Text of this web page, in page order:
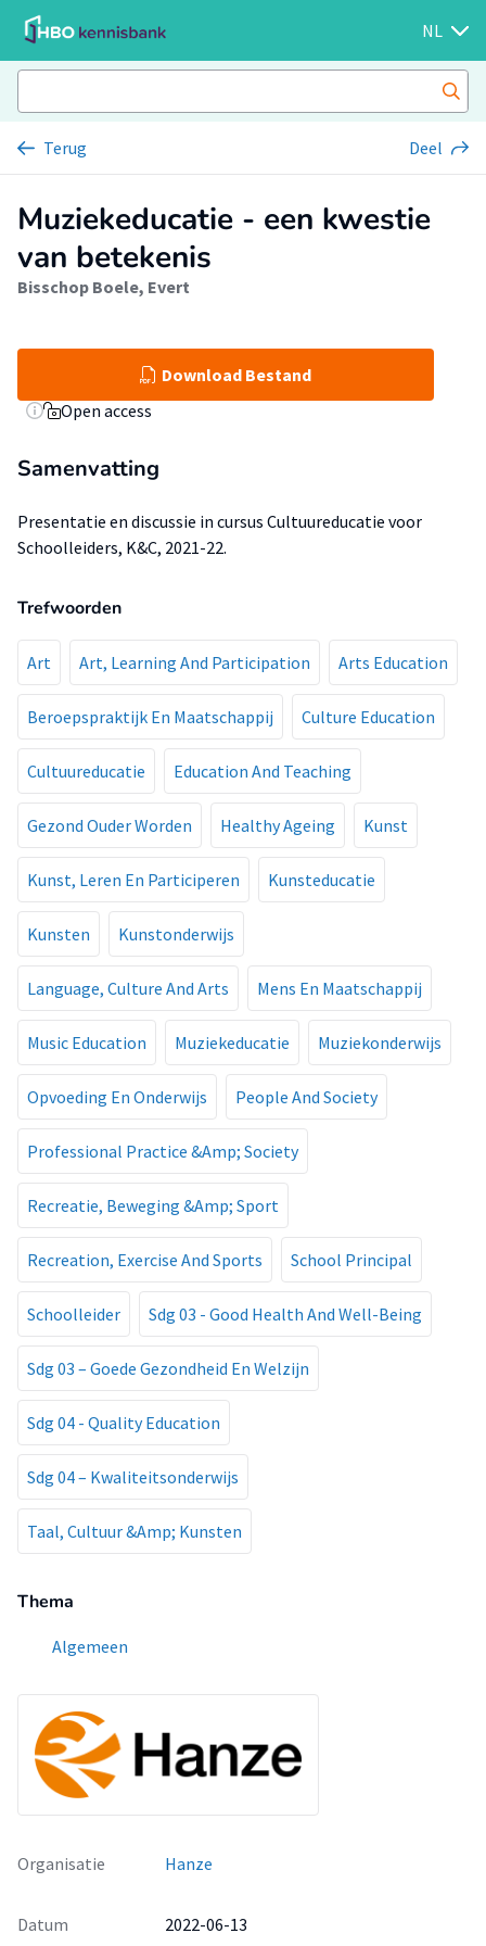
NL
Terug Deel
Muziekeducatie - een kwestie
van betekenis
Bisschop Boele, Evert
Download Bestand
Open access
Samenvatting
Presentatie en discussie in cursus Cultuureducatie voor
Schoolleiders, K&C, 2021-22.
Trefwoorden
Art Art, Learning And Participation Arts Education
Beroepspraktijk En Maatschappij Culture Education
Cultuureducatie Education And Teaching
Gezond Ouder Worden Healthy Ageing Kunst
Kunst, Leren En Participeren Kunsteducatie
Kunsten Kunstonderwijs
Language, Culture And Arts Mens En Maatschappij
Music Education Muziekeducatie Muziekonderwijs
Opvoeding En Onderwijs People And Society
Professional Practice &Amp; Society
Recreatie, Beweging &Amp; Sport
Recreation, Exercise And Sports School Principal
Schoolleider Sdg 03 - Good Health And Well-Being
Sdg 03 – Goede Gezondheid En Welzijn
Sdg 04 - Quality Education
Sdg 04 – Kwaliteitsonderwijs
Taal, Cultuur &Amp; Kunsten
Thema
Algemeen
Organisatie Hanze
Datum 2022-06-13